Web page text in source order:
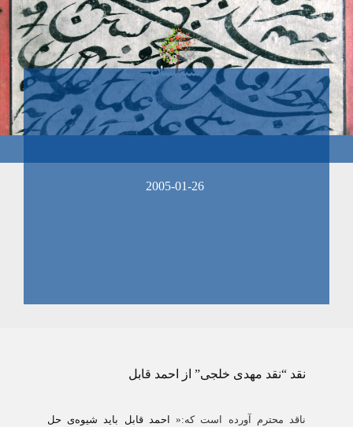
2005-01-26
نقد “نقد مهدی خلجی” از احمد قابل
ناقد محترم آورده است که:«
احمد قابل بايد شيوه‌ی حل